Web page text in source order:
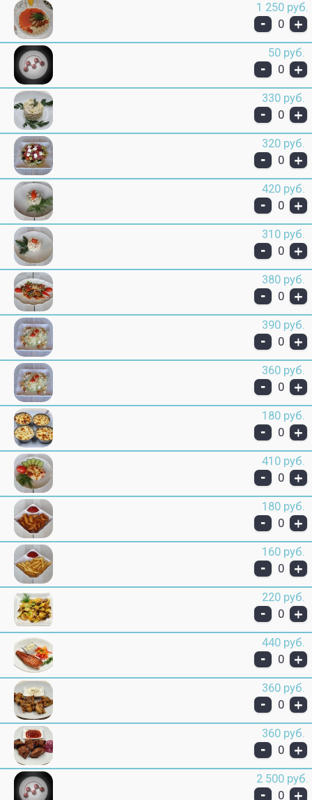
1 250 руб.
- 0 +
50 руб.
- 0 +
330 руб.
- 0 +
320 руб.
- 0 +
420 руб.
- 0 +
310 руб.
- 0 +
380 руб.
- 0 +
390 руб.
- 0 +
360 руб.
- 0 +
180 руб.
- 0 +
410 руб.
- 0 +
180 руб.
- 0 +
160 руб.
- 0 +
220 руб.
- 0 +
440 руб.
- 0 +
360 руб.
- 0 +
360 руб.
- 0 +
2 500 руб.
- 0 +